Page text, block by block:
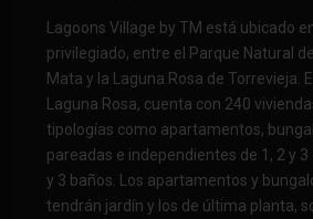
Lagoons Village by TM está ubicado
privilegiado, entre el Parque Natural
Mata y la Laguna Rosa de Torrevieja.
Laguna Rosa, cuenta con 240
tipologías como apartamentos,
pareadas e independientes de 1, 2 y
y 3 baños. Los apartamentos y
tendrán jardín y los de última planta,